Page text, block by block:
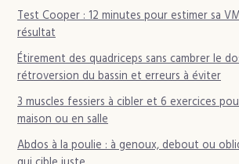
Test Cooper : 12 minutes pour estimer sa
résultat
Étirement des quadriceps sans cambrer le
rétroversion du bassin et erreurs à éviter
3 muscles fessiers à cibler et 6 exercices
maison ou en salle
Abdos à la poulie : à genoux, debout ou